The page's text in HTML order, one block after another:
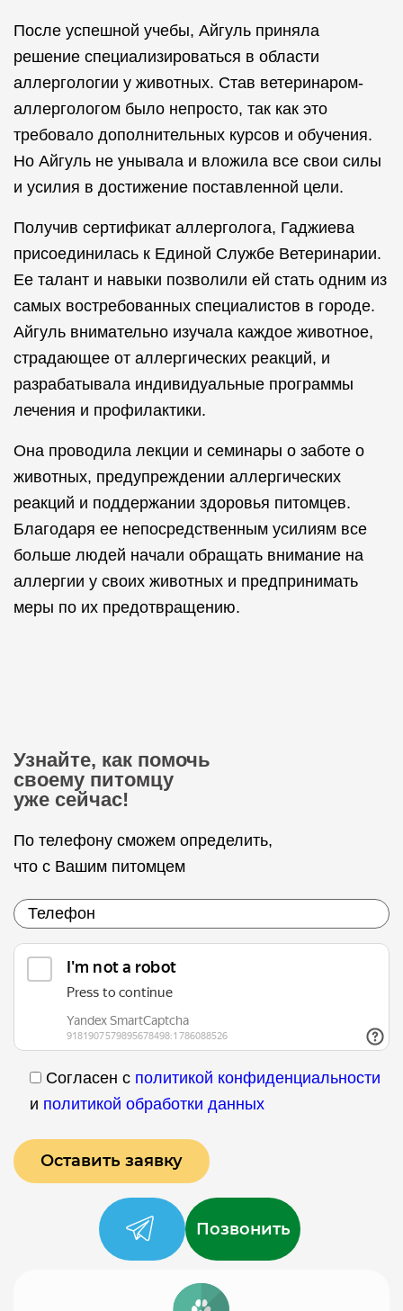
После успешной учебы, Айгуль приняла
решение специализироваться в области
аллергологии у животных. Став ветеринаром-
аллергологом было непросто, так как это
требовало дополнительных курсов и обучения.
Но Айгуль не унывала и вложила все свои силы
и усилия в достижение поставленной цели.
Получив сертификат аллерголога, Гаджиева
присоединилась к Единой Службе Ветеринарии.
Ее талант и навыки позволили ей стать одним из
самых востребованных специалистов в городе.
Айгуль внимательно изучала каждое животное,
страдающее от аллергических реакций, и
разрабатывала индивидуальные программы
лечения и профилактики.
Она проводила лекции и семинары о заботе о
животных, предупреждении аллергических
реакций и поддержании здоровья питомцев.
Благодаря ее непосредственным усилиям все
больше людей начали обращать внимание на
аллергии у своих животных и предпринимать
меры по их предотвращению.
Узнайте, как помочь
своему питомцу
уже сейчас!
По телефону сможем определить,
что с Вашим питомцем
Согласен с политикой конфиденциальности
и политикой обработки данных
Позвонить